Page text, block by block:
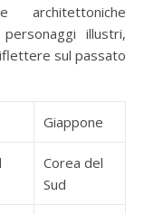
architettoniche
illustri,
sul passato
Giappone
Corea del
Sud